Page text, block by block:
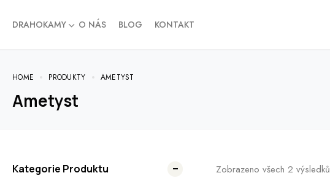
DRAHOKAMY O NÁS BLOG KONTAKT
HOME PRODUKTY AMETYST
Ametyst
Kategorie Produktu Zobrazeno všech 2 výsledků